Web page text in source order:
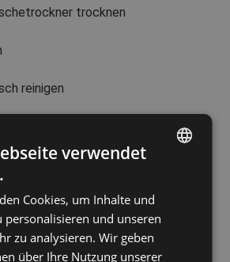
trocknen
reinigen
CZECH
HUNGARIAN
SLOVAK
verwendet
Cookies, um Inhalte und
personalisieren und unseren
zu analysieren. Wir geben
über Ihre Nutzung unserer